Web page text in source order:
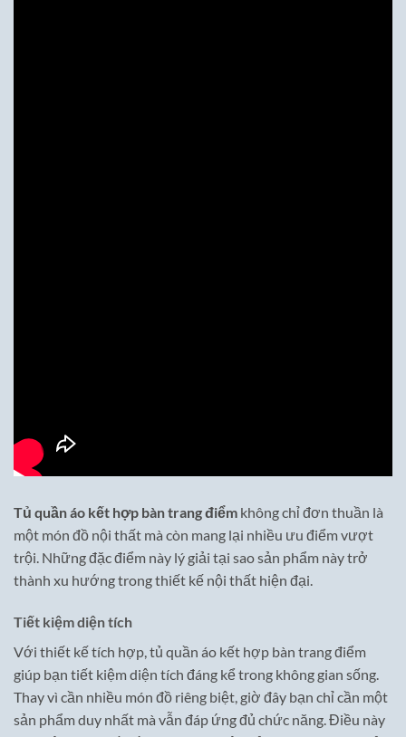
Tủ quần áo kết hợp bàn trang điểm không chỉ đơn thuần là
một món đồ nội thất mà còn mang lại nhiều ưu điểm vượt
trội. Những đặc điểm này lý giải tại sao sản phẩm này trở
thành xu hướng trong thiết kế nội thất hiện đại.
Tiết kiệm diện tích
Với thiết kế tích hợp, tủ quần áo kết hợp bàn trang điểm
giúp bạn tiết kiệm diện tích đáng kể trong không gian sống.
Thay vì cần nhiều món đồ riêng biệt, giờ đây bạn chỉ cần một
sản phẩm duy nhất mà vẫn đáp ứng đủ chức năng. Điều này